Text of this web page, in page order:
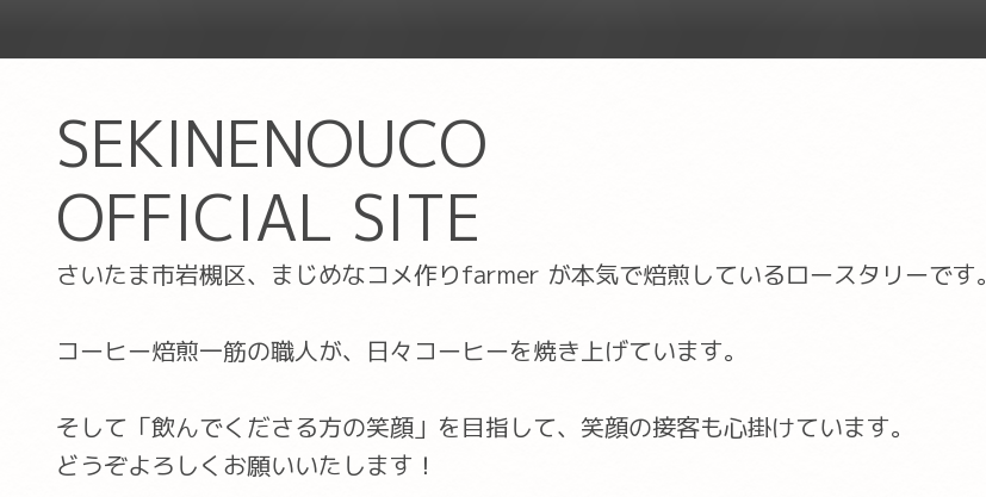
SEKINENOUCO
OFFICIAL SITE
さいたま市岩槻区、まじめなコメ作りfarmer が本気で焙煎しているロースタリーです。
コーヒー焙煎一筋の職人が、日々コーヒーを焼き上げています。
そして「飲んでくださる方の笑顔」を目指して、笑顔の接客も心掛けています。
どうぞよろしくお願いいたします！